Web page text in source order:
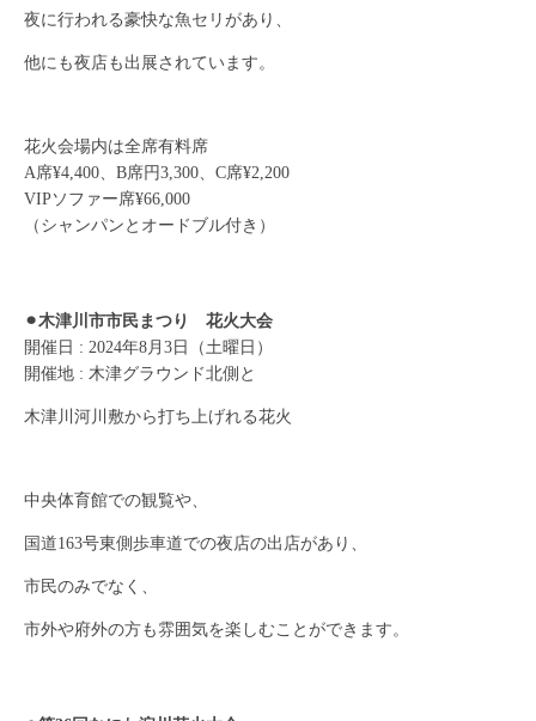
夜に行われる豪快な魚セリがあり、
他にも夜店も出展されています。
花火会場内は全席有料席
A席¥4,400、B席円3,300、C席¥2,200
VIPソファー席¥66,000
（シャンパンとオードブル付き）
⚫︎木津川市市民まつり 花火大会
開催日 : 2024年8月3日（土曜日）
開催地 : 木津グラウンド北側と
木津川河川敷から打ち上げれる花火
中央体育館での観覧や、
国道163号東側歩車道での夜店の出店があり、
市民のみでなく、
市外や府外の方も雰囲気を楽しむことができます。